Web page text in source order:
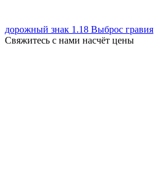
дорожный знак 1.18 Выброс гравия
Свяжитесь с нами насчёт цены